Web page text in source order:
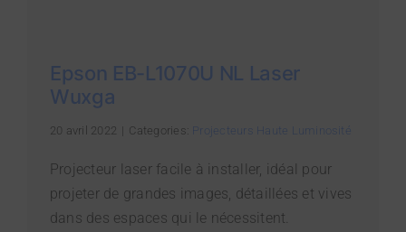
Epson EB-L1070U NL Laser
Wuxga
20 avril 2022 Categories: Projecteurs Haute Luminosité
Projecteur laser facile à installer, idéal pour
projeter de grandes images, détaillées et vives
dans des espaces qui le nécessitent.